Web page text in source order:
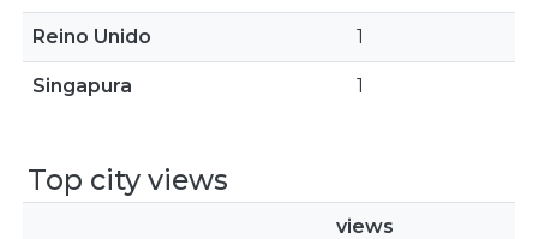
Reino Unido 1
Singapura 1
Top city views
views